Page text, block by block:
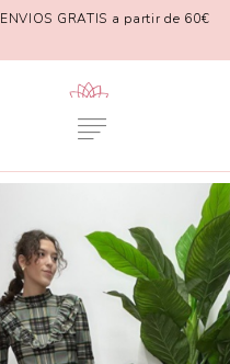
ENVIOS GRATIS a partir de 60€